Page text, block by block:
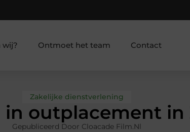
wij? Ontmoet het team Contact
Zakelijke dienstverlening
outplacement in
Gepubliceerd Door Cloacade Film.nl